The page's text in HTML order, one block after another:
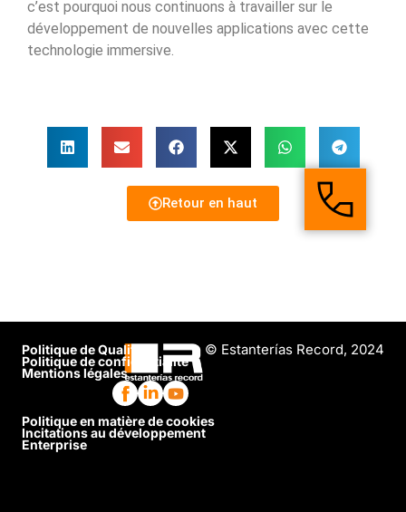
c’est pourquoi nous continuons à travailler sur le
développement de nouvelles applications avec cette
technologie immersive.
Retour en haut
Politique de Qualité
Politique de confidentialité
Mentions légales
Politique en matière de cookies
Incitations au développement
Enterprise
© Estanterías Record, 2024